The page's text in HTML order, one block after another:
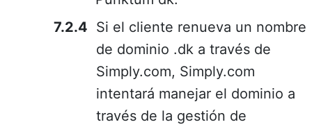
Si el cliente renueva un nombre
de dominio .dk a través de
Simply.com, Simply.com
intentará manejar el dominio a
través de la gestión de